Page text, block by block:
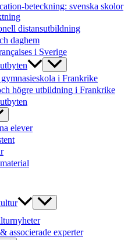
beteckning: svenska skolor
distansutbildning
daghem
i Sverige
i Frankrike
högre utbildning i Frankrike
elever
associerade experter